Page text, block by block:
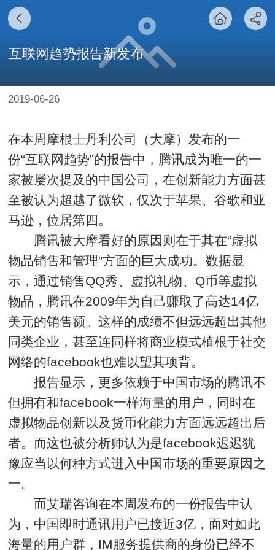
互联网趋势报告新发布
2019-06-26
在本周摩根士丹利公司（大摩）发布的一
份“互联网趋势”的报告中，腾讯成为唯一的一
家被屡次提及的中国公司，在创新能力方面甚
至被认为超越了微软，仅次于苹果、谷歌和亚
马逊，位居第四。
腾讯被大摩看好的原因则在于其在“虚拟
物品销售和管理”方面的巨大成功。数据显
示，通过销售QQ秀、虚拟礼物、Q币等虚拟
物品，腾讯在2009年为自己赚取了高达14亿
美元的销售额。这样的成绩不但远远超出其他
同类企业，甚至连同样将商业模式植根于社交
网络的facebook也难以望其项背。
报告显示，更多依赖于中国市场的腾讯不
但拥有和facebook一样海量的用户，同时在
虚拟物品创新以及货币化能力方面远远超出后
者。而这也被分析师认为是facebook迟迟犹
豫应当以何种方式进入中国市场的重要原因之
一。
而艾瑞咨询在本周发布的一份报告中认
为，中国即时通讯用户已接近3亿，面对如此
海量的用户群，IM服务提供商的身份已经不